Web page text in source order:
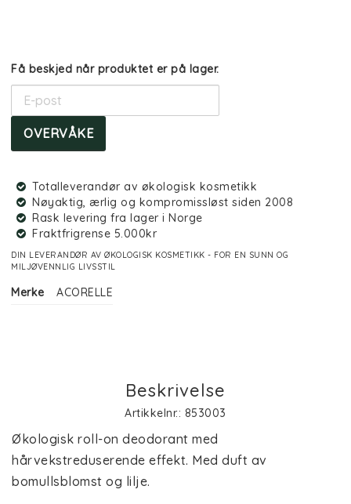
Få beskjed når produktet er på lager.
OVERVÅKE
Totalleverandør av økologisk kosmetikk
Nøyaktig, ærlig og kompromissløst siden 2008
Rask levering fra lager i Norge
Fraktfrigrense 5.000kr
DIN LEVERANDØR AV ØKOLOGISK KOSMETIKK - FOR EN SUNN OG
MILJØVENNLIG LIVSSTIL
Merke ACORELLE
Beskrivelse
Artikkelnr.: 853003
Økologisk roll-on deodorant med
hårvekstreduserende effekt. Med duft av
bomullsblomst og lilje.